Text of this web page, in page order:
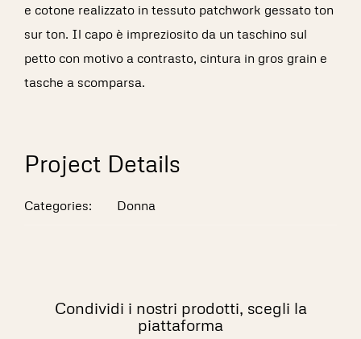
e cotone realizzato in tessuto patchwork gessato ton
sur ton. Il capo è impreziosito da un taschino sul
petto con motivo a contrasto, cintura in gros grain e
tasche a scomparsa.
Project Details
Categories: Donna
Condividi i nostri prodotti, scegli la
piattaforma